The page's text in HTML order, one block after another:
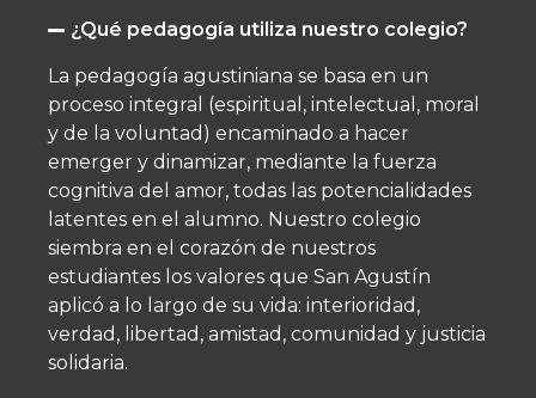
¿Qué pedagogía utiliza nuestro colegio?
La pedagogía agustiniana se basa en un
proceso integral (espiritual, intelectual, moral
y de la voluntad) encaminado a hacer
emerger y dinamizar, mediante la fuerza
cognitiva del amor, todas las potencialidades
latentes en el alumno.​ Nuestro colegio
siembra en el corazón de nuestros
estudiantes los valores que San Agustín
aplicó a lo largo de su vida: interioridad,
verdad, libertad, amistad, comunidad y justicia
solidaria.